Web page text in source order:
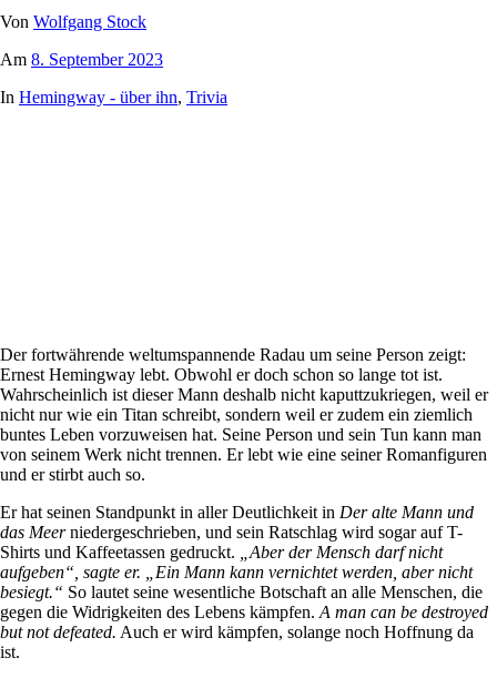
Von Wolfgang Stock
Am 8. September 2023
In Hemingway - über ihn, Trivia
Der fortwährende weltumspannende Radau um seine Person zeigt:
Ernest Hemingway lebt. Obwohl er doch schon so lange tot ist.
Wahrscheinlich ist dieser Mann deshalb nicht kaputtzukriegen, weil er
nicht nur wie ein Titan schreibt, sondern weil er zudem ein ziemlich
buntes Leben vorzuweisen hat. Seine Person und sein Tun kann man
von seinem Werk nicht trennen. Er lebt wie eine seiner Romanfiguren
und er stirbt auch so.
Er hat seinen Standpunkt in aller Deutlichkeit in Der alte Mann und
das Meerniedergeschrieben, und sein Ratschlag wird sogar auf T-
Shirts und Kaffeetassen gedruckt.
„Aber der Mensch darf nicht
aufgeben“, sagte er. „Ein Mann kann vernichtet werden, aber nicht
besiegt.“ So lautet seine wesentliche Botschaft an alle Menschen, die
gegen die Widrigkeiten des Lebens kämpfen. A man can be destroyed
but not defeated. Auch er wird kämpfen, solange noch Hoffnung da
ist.